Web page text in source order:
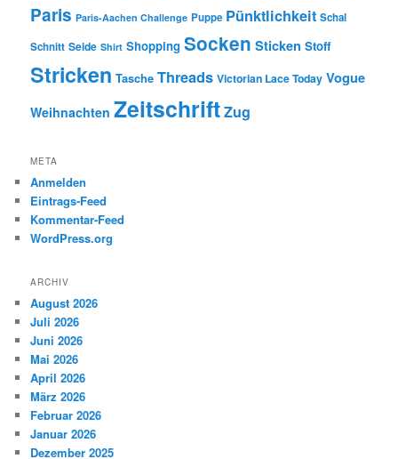
Paris Paris-Aachen Challenge Puppe Pünktlichkeit Schal
Schnitt Seide Shirt Shopping Socken Sticken Stoff
Stricken Tasche Threads Victorian Lace Today Vogue
Weihnachten ZeitschriftZug
META
Anmelden
Eintrags-Feed
Kommentar-Feed
WordPress.org
ARCHIV
August 2026
Juli 2026
Juni 2026
Mai 2026
April 2026
März 2026
Februar 2026
Januar 2026
Dezember 2025